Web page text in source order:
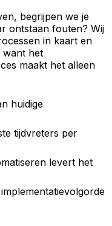
begrijpen we je
ontstaan fouten? Wij
in kaart en
het
maakt het alleen
huidige
tijdvreters per
levert het